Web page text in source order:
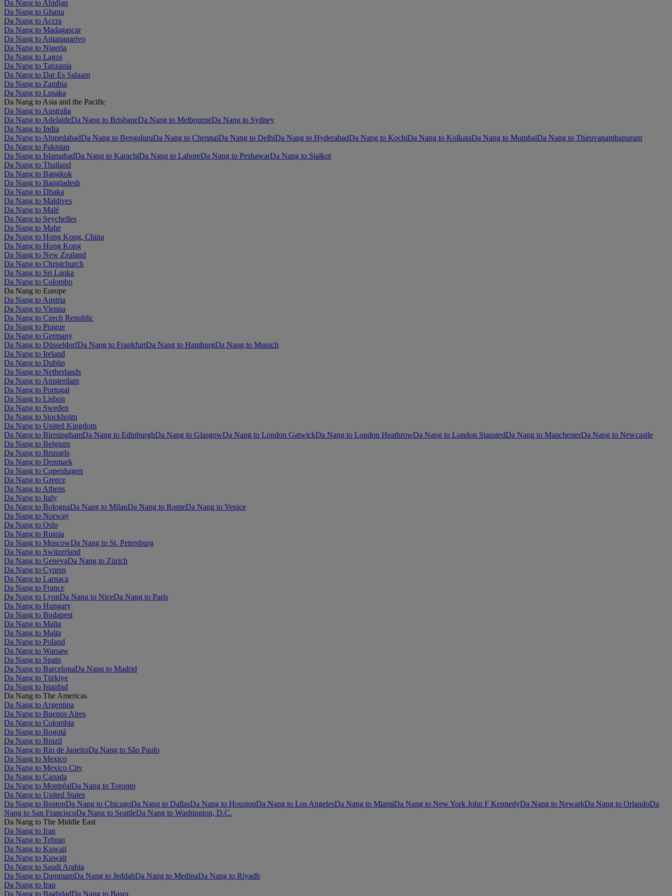
Da Nang to Abidjan
Da Nang to Ghana
Da Nang to Accra
Da Nang to Madagascar
Da Nang to Antananarivo
Da Nang to Nigeria
Da Nang to Lagos
Da Nang to Tanzania
Da Nang to Dar Es Salaam
Da Nang to Zambia
Da Nang to Lusaka
Da Nang to Asia and the Pacific
Da Nang to Australia
Da Nang to AdelaideDa Nang to BrisbaneDa Nang to MelbourneDa Nang to Sydney
Da Nang to India
Da Nang to AhmedabadDa Nang to BengaluruDa Nang to ChennaiDa Nang to DelhiDa Nang to HyderabadDa Nang to KochiDa Nang to KolkataDa Nang to MumbaiDa Nang to Thiruvananthapuram
Da Nang to Pakistan
Da Nang to IslamabadDa Nang to KarachiDa Nang to LahoreDa Nang to PeshawarDa Nang to Sialkot
Da Nang to Thailand
Da Nang to Bangkok
Da Nang to Bangladesh
Da Nang to Dhaka
Da Nang to Maldives
Da Nang to Malé
Da Nang to Seychelles
Da Nang to Mahe
Da Nang to Hong Kong, China
Da Nang to Hong Kong
Da Nang to New Zealand
Da Nang to Christchurch
Da Nang to Sri Lanka
Da Nang to Colombo
Da Nang to Europe
Da Nang to Austria
Da Nang to Vienna
Da Nang to Czech Republic
Da Nang to Prague
Da Nang to Germany
Da Nang to DüsseldorfDa Nang to FrankfurtDa Nang to HamburgDa Nang to Munich
Da Nang to Ireland
Da Nang to Dublin
Da Nang to Netherlands
Da Nang to Amsterdam
Da Nang to Portugal
Da Nang to Lisbon
Da Nang to Sweden
Da Nang to Stockholm
Da Nang to United Kingdom
Da Nang to BirminghamDa Nang to EdinburghDa Nang to GlasgowDa Nang to London GatwickDa Nang to London HeathrowDa Nang to London StanstedDa Nang to ManchesterDa Nang to Newcastle
Da Nang to Belgium
Da Nang to Brussels
Da Nang to Denmark
Da Nang to Copenhagen
Da Nang to Greece
Da Nang to Athens
Da Nang to Italy
Da Nang to BolognaDa Nang to MilanDa Nang to RomeDa Nang to Venice
Da Nang to Norway
Da Nang to Oslo
Da Nang to Russia
Da Nang to MoscowDa Nang to St. Petersburg
Da Nang to Switzerland
Da Nang to GenevaDa Nang to Zürich
Da Nang to Cyprus
Da Nang to Larnaca
Da Nang to France
Da Nang to LyonDa Nang to NiceDa Nang to Paris
Da Nang to Hungary
Da Nang to Budapest
Da Nang to Malta
Da Nang to Malta
Da Nang to Poland
Da Nang to Warsaw
Da Nang to Spain
Da Nang to BarcelonaDa Nang to Madrid
Da Nang to Türkiye
Da Nang to Istanbul
Da Nang to The Americas
Da Nang to Argentina
Da Nang to Buenos Aires
Da Nang to Colombia
Da Nang to Bogotá
Da Nang to Brazil
Da Nang to Rio de JaneiroDa Nang to São Paulo
Da Nang to Mexico
Da Nang to Mexico City
Da Nang to Canada
Da Nang to MontréalDa Nang to Toronto
Da Nang to United States
Da Nang to BostonDa Nang to ChicagoDa Nang to DallasDa Nang to HoustonDa Nang to Los AngelesDa Nang to MiamiDa Nang to New York John F KennedyDa Nang to NewarkDa Nang to OrlandoDa
Nang to San FranciscoDa Nang to SeattleDa Nang to Washington, D.C.
Da Nang to The Middle East
Da Nang to Iran
Da Nang to Tehran
Da Nang to Kuwait
Da Nang to Kuwait
Da Nang to Saudi Arabia
Da Nang to DammamDa Nang to JeddahDa Nang to MedinaDa Nang to Riyadh
Da Nang to Iraq
Da Nang to BaghdadDa Nang to Basra